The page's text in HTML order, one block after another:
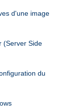
d'une image
(Server Side
du